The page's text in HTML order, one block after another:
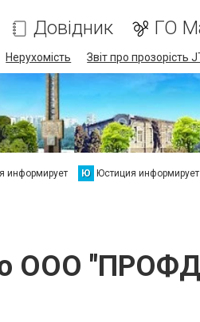
Довідник ГО
Нерухомість Звіт про прозорість
информирует Ю Юстиция информирует
ООО